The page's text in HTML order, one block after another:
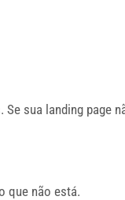
sua landing page
que não está.